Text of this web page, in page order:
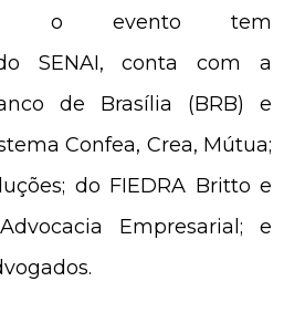
DF), o evento tem
SENAI, conta com a
de Brasília (BRB) e
Confea, Crea, Mútua;
do FIEDRA Britto e
Empresarial; e